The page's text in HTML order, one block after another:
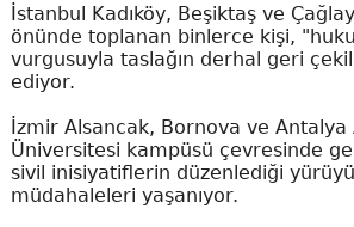
İstanbul Kadıköy, Beşiktaş ve
önünde toplanan binlerce kişi,
vurgusuyla taslağın derhal geri
ediyor.
İzmir Alsancak, Bornova ve Antalya
Üniversitesi kampüsü çevresinde
sivil inisiyatiflerin düzenlediği
müdahaleleri yaşanıyor.